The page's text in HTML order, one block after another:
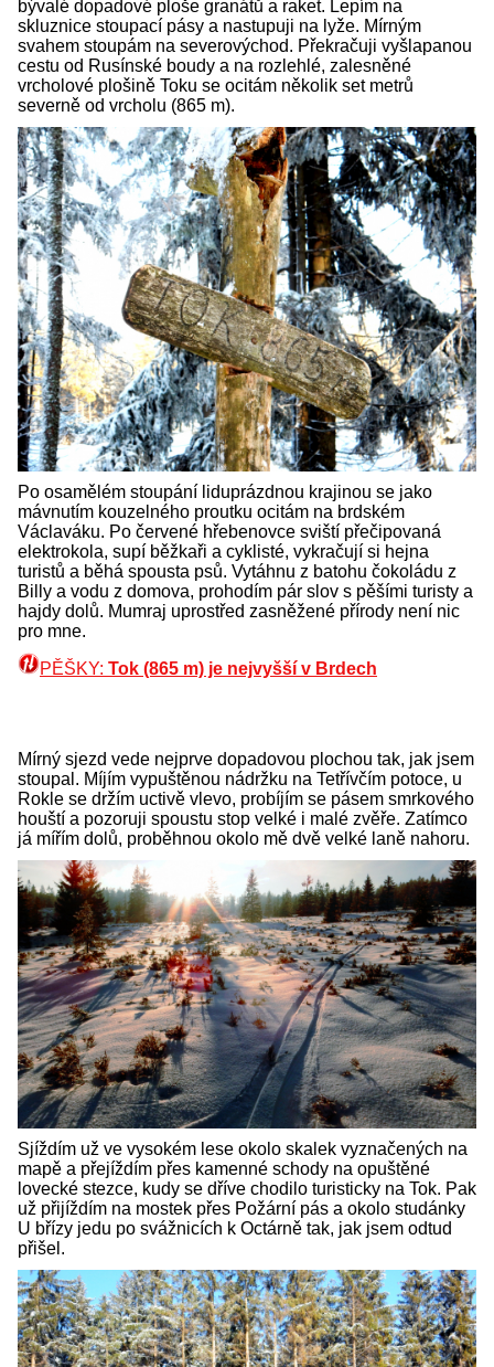
bývalé dopadové ploše granátů a raket. Lepím na
skluznice stoupací pásy a nastupuji na lyže. Mírným
svahem stoupám na severovýchod. Překračuji vyšlapanou
cestu od Rusínské boudy a na rozlehlé, zalesněné
vrcholové plošině Toku se ocitám několik set metrů
severně od vrcholu (865 m).
Po osamělém stoupání liduprázdnou krajinou se jako
mávnutím kouzelného proutku ocitám na brdském
Václaváku. Po červené hřebenovce sviští přečipovaná
elektrokola, supí běžkaři a cyklisté, vykračují si hejna
turistů a běhá spousta psů. Vytáhnu z batohu čokoládu z
Billy a vodu z domova, prohodím pár slov s pěšími turisty a
hajdy dolů. Mumraj uprostřed zasněžené přírody není nic
pro mne.
PĚŠKY: Tok (865 m) je nejvyšší v Brdech
Mírný sjezd vede nejprve dopadovou plochou tak, jak jsem
stoupal. Míjím vypuštěnou nádržku na Tetřívčím potoce, u
Rokle se držím uctivě vlevo, probíjím se pásem smrkového
houští a pozoruji spoustu stop velké i malé zvěře. Zatímco
já mířím dolů, proběhnou okolo mě dvě velké laně nahoru.
Sjíždím už ve vysokém lese okolo skalek vyznačených na
mapě a přejíždím přes kamenné schody na opuštěné
lovecké stezce, kudy se dříve chodilo turisticky na Tok. Pak
už přijíždím na mostek přes Požární pás a okolo studánky
U břízy jedu po svážnicích k Octárně tak, jak jsem odtud
přišel.